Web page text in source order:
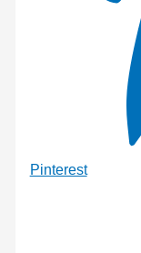
Pinterest